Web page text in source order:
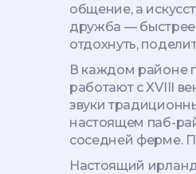
общение, а
дружба — быстрее,
отдохнуть,
В каждом районе
работают с XVIII
звуки
настоящем паб-
соседней ферме.
Настоящий